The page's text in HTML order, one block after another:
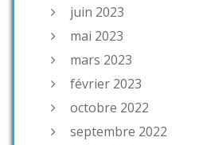
juin 2023
mai 2023
mars 2023
février 2023
octobre 2022
septembre 2022